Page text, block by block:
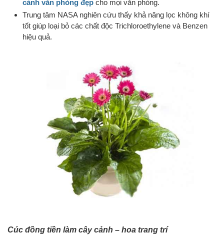
cảnh văn phòng đẹp cho mọi văn phòng.
Trung tâm NASA nghiên cứu thấy khả năng lọc không khí
tốt giúp loại bỏ các chất độc Trichloroethylene và Benzen
hiệu quả.
Cúc đồng tiền làm cây cảnh – hoa trang trí